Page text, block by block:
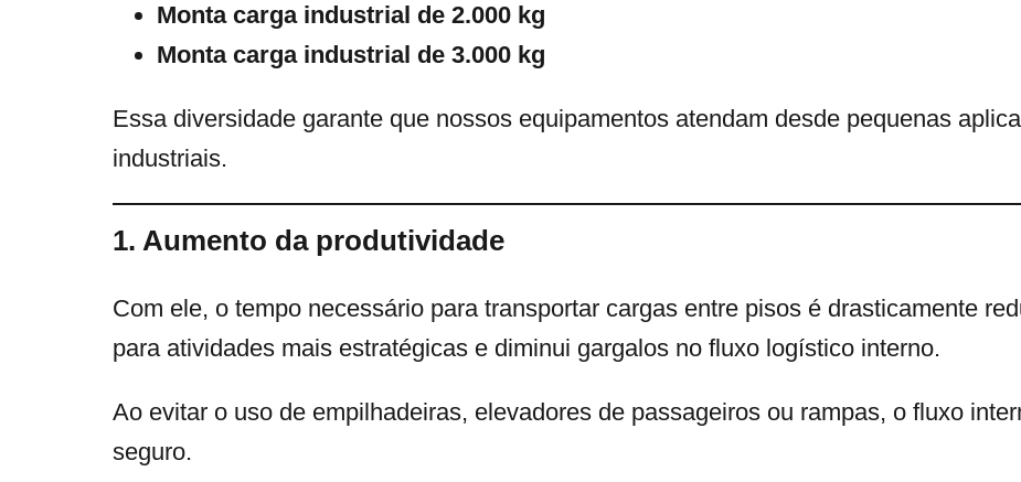
Monta carga industrial de 2.000 kg
Monta carga industrial de 3.000 kg
Essa diversidade garante que nossos equipamentos atendam desde pequenas
industriais.
1. Aumento da produtividade
Com ele, o tempo necessário para transportar cargas entre pisos é drasticamente
para atividades mais estratégicas e diminui gargalos no fluxo logístico interno.
Ao evitar o uso de empilhadeiras, elevadores de passageiros ou rampas, o fluxo
seguro.